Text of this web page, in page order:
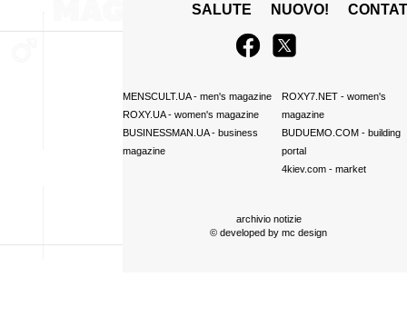
SALUTE
NUOVO!
MENSCULT.UA- men's magazine
ROXY.UA- women's magazine
BUSINESSMAN.UA- business
magazine
ROXY7.NET- women's
magazine
BUDUEMO.COM- building
portal
4kiev.com- market
archivio notizie
© developed by mc design